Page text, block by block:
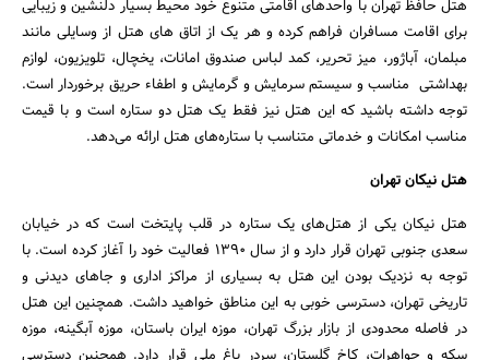
هتل حافظ تهران با واحدهای اقامتی متنوع خود محیط بسیار دلنشین و زیبایی
برای اقامت مسافران فراهم کرده و هر یک از اتاق های هتل از وسایلی مانند
مبلمان، آباژور، میز تحریر، کمد لباس صندوق امانات، یخچال، تلویزیون، لوازم
بهداشتی مناسب و سیستم سرمایش و گرمایش و اطفاء حریق برخوردار است.
توجه داشته باشید که این هتل نیز فقط یک هتل دو ستاره است و با قیمت
مناسب امکانات و خدماتی متناسب با ستاره‌های هتل ارائه می‌دهد.
هتل نیکان تهران
هتل نیکان یکی از هتل‌های یک ستاره در قلب پایتخت است که در خیابان
سعدی جنوبی تهران قرار دارد و از سال ۱۳۹۰ فعالیت خود را آغاز کرده است. با
توجه به نزدیک بودن این هتل به بسیاری از مراکز اداری و جاهای دیدنی و
تاریخی تهران، دسترسی خوبی به این مناطق خواهید داشت. همچنین این هتل
در فاصله محدودی از بازار بزرگ تهران، موزه ایران باستان، موزه آبگینه، موزه